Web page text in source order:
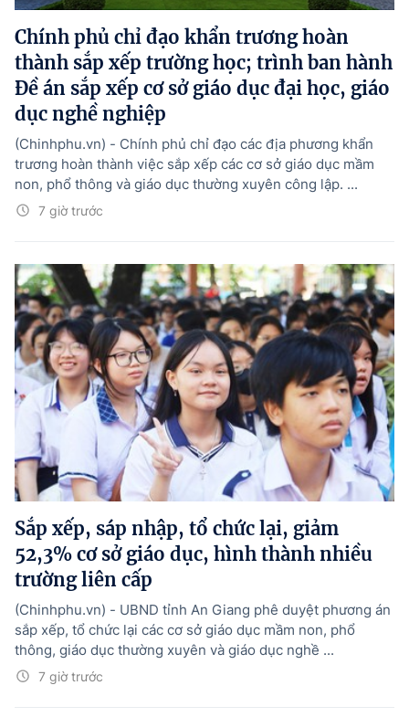
Chính phủ chỉ đạo khẩn trương hoàn
thành sắp xếp trường học; trình ban hành
Đề án sắp xếp cơ sở giáo dục đại học, giáo
dục nghề nghiệp
7 giờ trước
(Chinhphu.vn) - Chính phủ chỉ đạo các địa phương khẩn
trương hoàn thành việc sắp xếp các cơ sở giáo dục mầm
non, phổ thông và giáo dục thường xuyên công lập. ...
Sắp xếp, sáp nhập, tổ chức lại, giảm
52,3% cơ sở giáo dục, hình thành nhiều
trường liên cấp
7 giờ trước
(Chinhphu.vn) - UBND tỉnh An Giang phê duyệt phương án
sắp xếp, tổ chức lại các cơ sở giáo dục mầm non, phổ
thông, giáo dục thường xuyên và giáo dục nghề ...